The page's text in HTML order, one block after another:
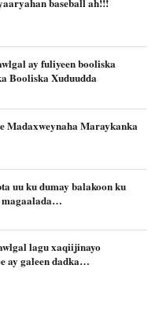
ay fuliyeen booliska
Booliska Xuduudda
Madaxweynaha Maraykanka
uu ku dumay balakoon ku
magaalada…
lagu xaqiijinayo
ay galeen dadka…